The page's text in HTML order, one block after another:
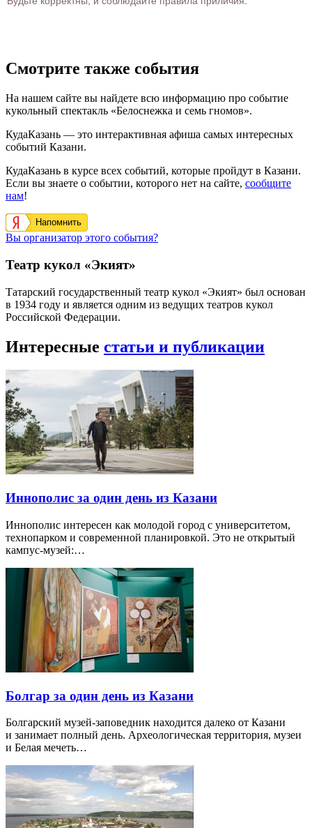
Смотрите также события
На нашем сайте вы найдете всю информацию про событие
кукольный спектакль «Белоснежка и семь гномов».
КудаКазань — это интерактивная афиша самых интересных
событий Казани.
КудаКазань в курсе всех событий, которые пройдут в Казани.
Если вы знаете о событии, которого нет на сайте, сообщите
нам!
Напомнить
Вы организатор этого события?
Театр кукол «Экият»
Татарский государственный театр кукол «Экият» был основан
в 1934 году и является одним из ведущих театров кукол
Российской Федерации.
Интересные статьи и публикации
Иннополис за один день из Казани
Иннополис интересен как молодой город с университетом,
технопарком и современной планировкой. Это не открытый
кампус-музей:…
Болгар за один день из Казани
Болгарский музей-заповедник находится далеко от Казани
и занимает полный день. Археологическая территория, музеи
и Белая мечеть…